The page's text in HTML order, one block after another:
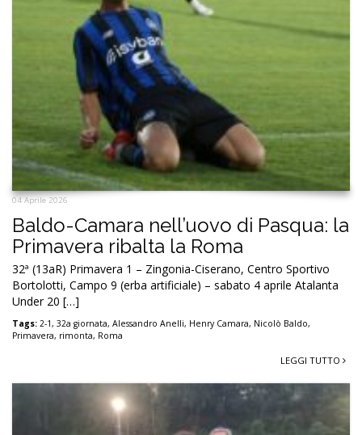
04 Aprile 2026
Baldo-Camara nell’uovo di Pasqua: la
Primavera ribalta la Roma
32ª (13aR) Primavera 1 – Zingonia-Ciserano, Centro Sportivo
Bortolotti, Campo 9 (erba artificiale) – sabato 4 aprile Atalanta
Under 20 […]
Tags: 2-1, 32a giornata, Alessandro Anelli, Henry Camara, Nicolò Baldo,
Primavera, rimonta, Roma
LEGGI TUTTO